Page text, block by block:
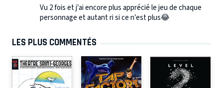
Vu 2 fois et j’ai encore plus apprécié le jeu de chaque
personnage et autant ri si ce n’est plus😂
LES PLUS COMMENTÉS